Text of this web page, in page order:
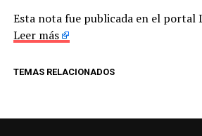
Esta nota fue publicada en el portal
Leer más
TEMAS RELACIONADOS